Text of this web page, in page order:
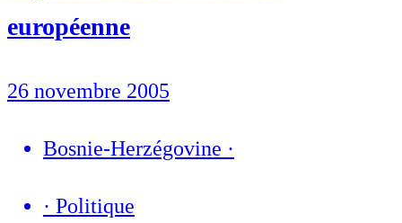
européenne
26 novembre 2005
Bosnie-Herzégovine ·
· Politique